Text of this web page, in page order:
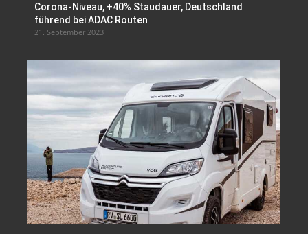
Corona-Niveau, +40% Staudauer, Deutschland
führend bei ADAC Routen
21. September 2023